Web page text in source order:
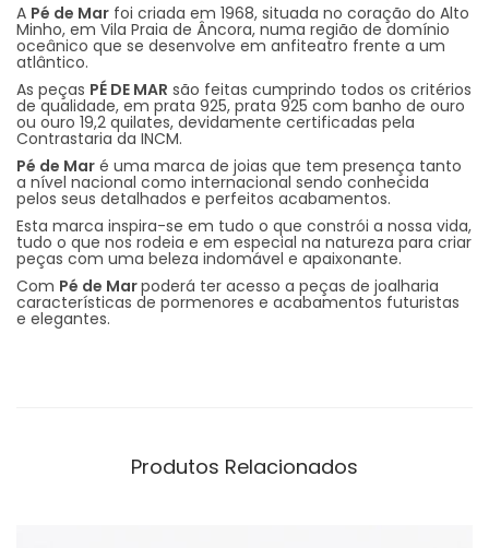
A Pé de Mar foi criada em 1968, situada no coração do Alto
Minho, em Vila Praia de Âncora, numa região de domínio
oceânico que se desenvolve em anfiteatro frente a um
atlântico.
As peças PÉ DE MAR são feitas cumprindo todos os critérios
de qualidade, em prata 925, prata 925 com banho de ouro
ou ouro 19,2 quilates, devidamente certificadas pela
Contrastaria da INCM.
Pé de Mar é uma marca de joias que tem presença tanto
a nível nacional como internacional sendo conhecida
pelos seus detalhados e perfeitos acabamentos.
Esta marca inspira-se em tudo o que constrói a nossa vida,
tudo o que nos rodeia e em especial na natureza para criar
peças com uma beleza indomável e apaixonante.
Com Pé de Marpoderá ter acesso a peças de joalharia
características de pormenores e acabamentos futuristas
e elegantes.
Produtos Relacionados